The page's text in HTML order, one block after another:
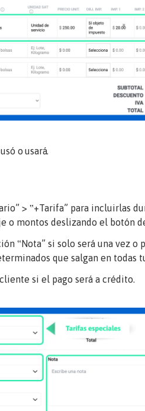
o usará.
” > ‟+Tarifa” para incluirlas
o montos deslizando el botón
‟Nota” si solo será una vez
que salgan en todas
si el pago será a crédito.